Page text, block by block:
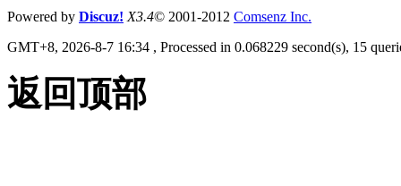
Powered by Discuz! X3.4© 2001-2012 Comsenz Inc.
GMT+8, 2026-8-7 16:34 , Processed in 0.068229 second(s), 15
返回顶部